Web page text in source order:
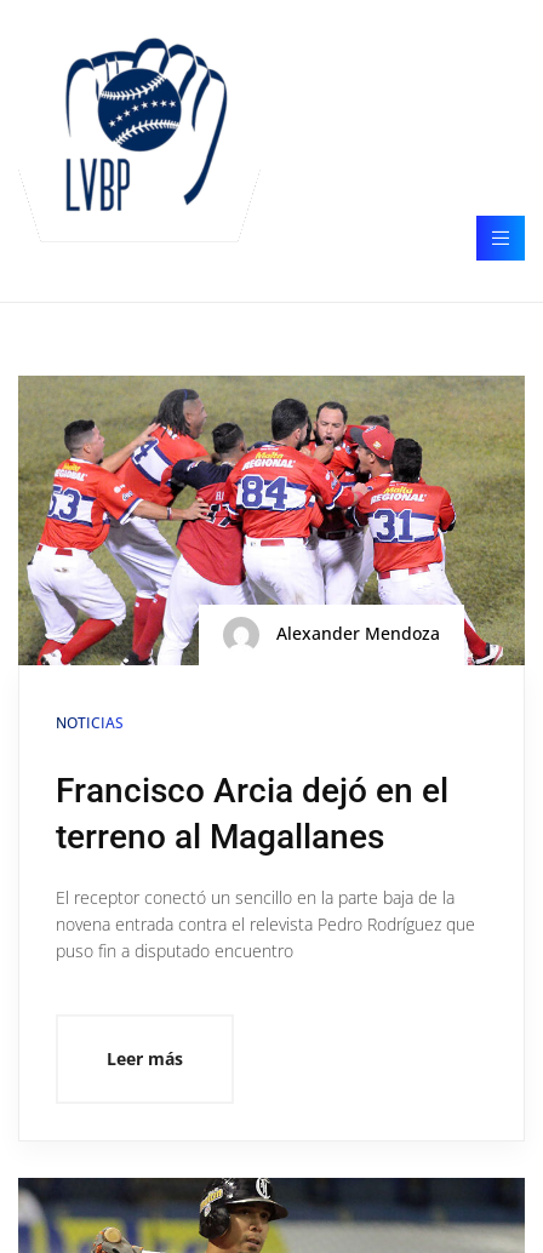
Alexander Mendoza
NOTICIAS
Francisco Arcia dejó en el
terreno al Magallanes
El receptor conectó un sencillo en la parte baja de la
novena entrada contra el relevista Pedro Rodríguez que
puso fin a disputado encuentro
Leer más